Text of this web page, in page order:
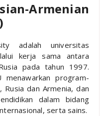
Armenian
adalah universitas
kerja sama antara
pada tahun 1997.
menawarkan program-
dan Armenia, dan
dalam bidang
serta sains.